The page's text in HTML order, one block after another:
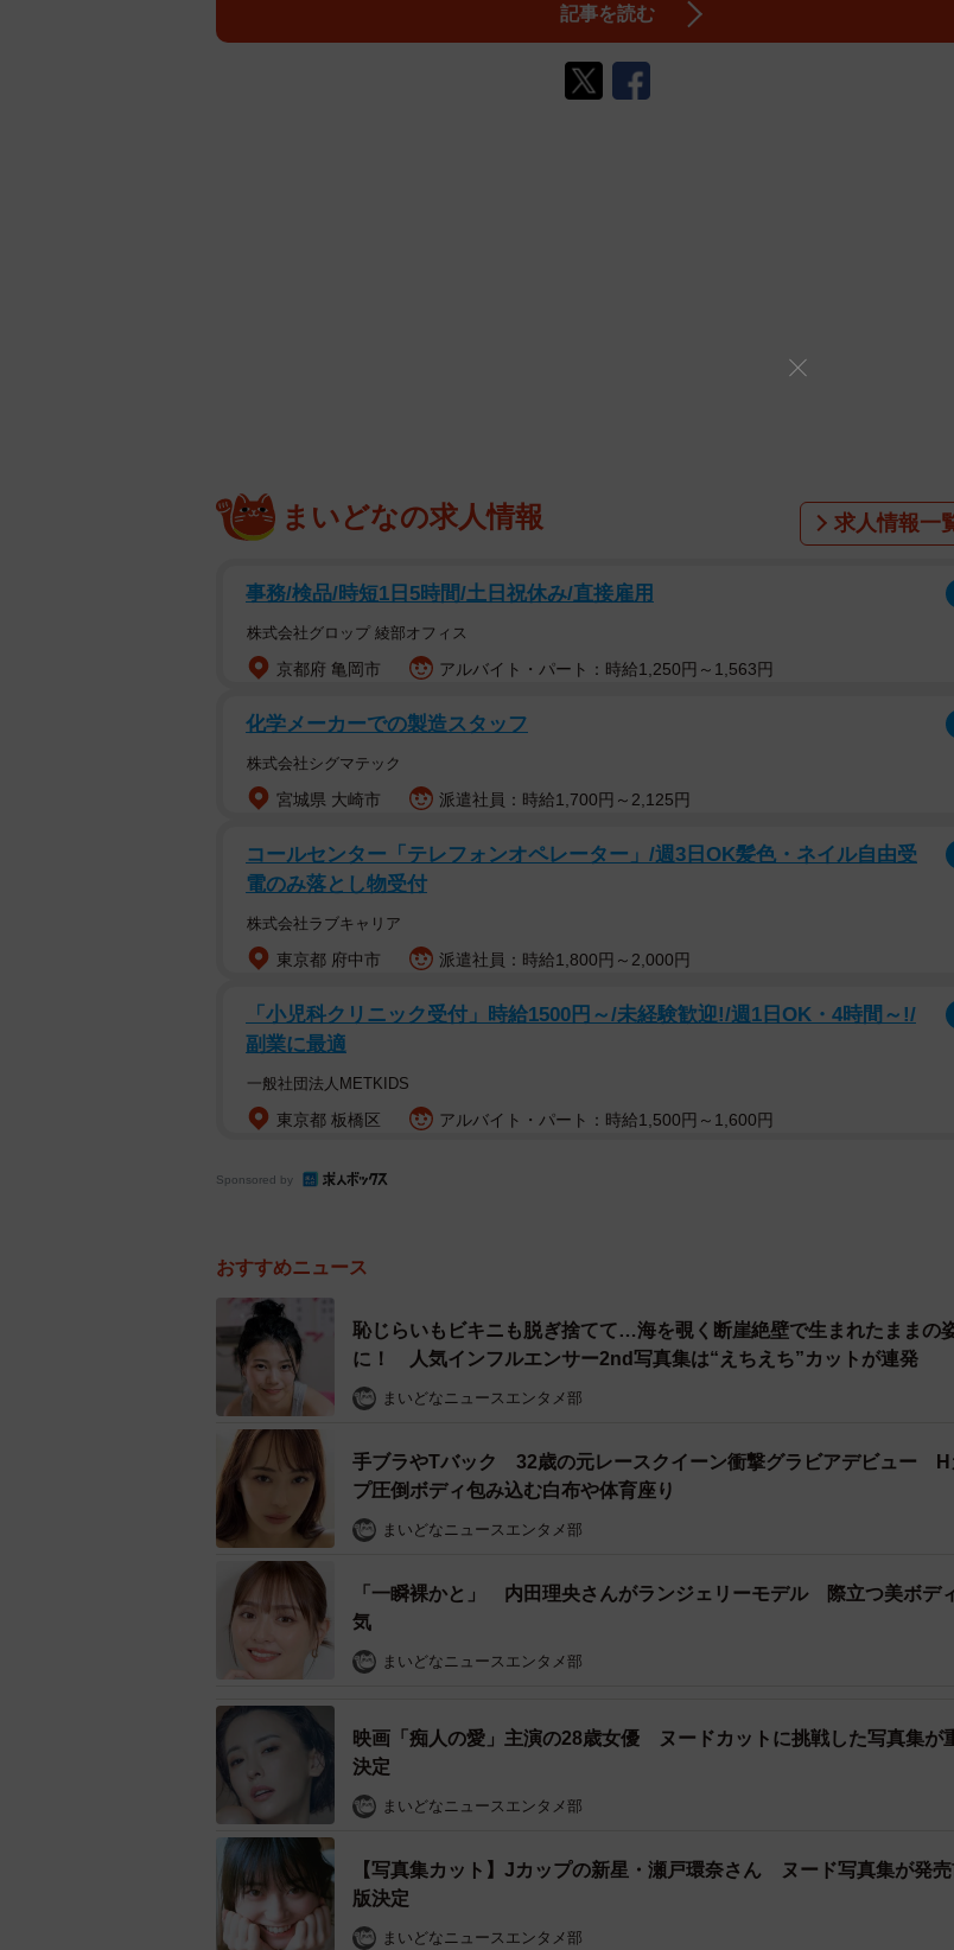
記事を読む
まいどなの求人情報 求人情報一
事務/検品/時短1日5時間/土日祝休み/直接雇用
株式会社グロップ 綾部オフィス
京都府 亀岡市 アルバイト・パート：時給1,250円～1,563円
化学メーカーでの製造スタッフ
株式会社シグマテック
宮城県 大崎市 派遣社員：時給1,700円～2,125円
コールセンター「テレフォンオペレーター」/週3日OK髪色・ネイル自由受
電のみ落とし物受付
株式会社ラブキャリア
東京都 府中市 派遣社員：時給1,800円～2,000円
「小児科クリニック受付」時給1500円～/未経験歓迎!/週1日OK・4時間～!/
副業に最適
一般社団法人METKIDS
東京都 板橋区 アルバイト・パート：時給1,500円～1,600円
Sponsored by
おすすめニュース
恥じらいもビキニも脱ぎ捨てて…海を覗く断崖絶壁で生まれたままの
に！ 人気インフルエンサー2nd写真集は“えちえち”カットが連発
まいどなニュースエンタメ部
手ブラやTバック 32歳の元レースクイーン衝撃グラビアデビュー H
プ圧倒ボディ包み込む白布や体育座り
まいどなニュースエンタメ部
「一瞬裸かと」 内田理央さんがランジェリーモデル 際立つ美ボデ
気
まいどなニュースエンタメ部
映画「痴人の愛」主演の28歳女優 ヌードカットに挑戦した写真集が
決定
まいどなニュースエンタメ部
【写真集カット】Jカップの新星・瀬戸環奈さん ヌード写真集が発
版決定
まいどなニュースエンタメ部